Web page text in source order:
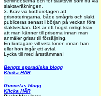
slaktavräkningen.
3. Kräv via köttföretagen att
grisnoteringarna, både smågris och slakt,
publiceras senast i början på veckan före
slaktveckan. Det är ett högst rimligt krav
att man känner till priserna innan man
anmäler grisar till försäljning.
En löntagare vill veta lönen innan han
eller hon ingår ett avtal.
Lycka till med årsstämman!
Bengts sporadiska blogg
Klicka HÄR
Gunnelas blogg
Klicka HÄR